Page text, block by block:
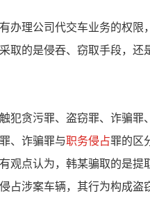
理公司代交车业务的权限
取的是侵吞、窃取手段，还
贪污罪、盗窃罪、诈骗罪、
、诈骗罪与职务侵占罪的区
观点认为，韩某骗取的是
占涉案车辆，其行为构成